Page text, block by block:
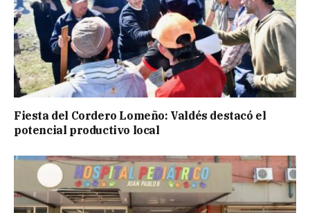
Fiesta del Cordero Lomeño: Valdés destacó el
potencial productivo local